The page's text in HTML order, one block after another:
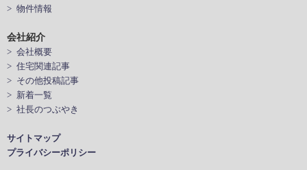
> 物件情報
会社紹介
> 会社概要
> 住宅関連記事
> その他投稿記事
> 新着一覧
> 社長のつぶやき
サイトマップ
プライバシーポリシー